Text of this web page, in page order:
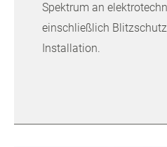
Spektrum an
einschließlich
Installation.